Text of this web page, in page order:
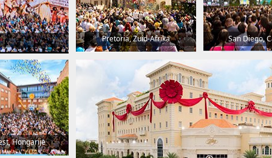
Hongarije
Pretoria, Zuid-Afrika San Diego,